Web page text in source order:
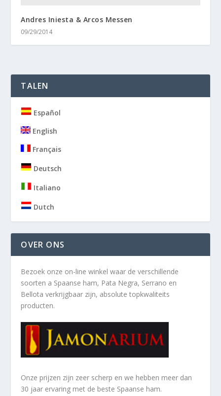
Andres Iniesta & Arcos Messen
09/29/2014
TALEN
Español
English
Français
Deutsch
Italiano
Dutch
OVER ONS
Bezoek onze on-line winkel waar de verschillende
soorten a Spaanse ham, Pata Negra, Serrano en
Bellota verkrijgbaar zijn, absolute topkwaliteits
producten.
Onze prijzen zijn zeer scherp en we hebben meer dan
30 jaar ervaring met de beste Spaanse ham.